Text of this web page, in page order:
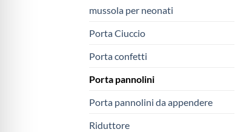
mussola per neonati
Porta Ciuccio
Porta confetti
Porta pannolini
Porta pannolini da appendere
Riduttore